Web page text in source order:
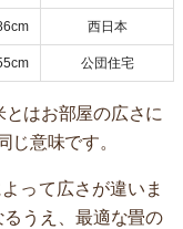
西日本
公団住宅
はお部屋の広さに
じ意味です。
って広さが違いま
うえ、最適な畳の